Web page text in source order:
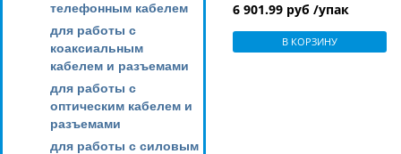
телефонным кабелем
для работы с
коаксиальным
кабелем и разъемами
для работы с
оптическим кабелем и
разъемами
для работы с силовым
6 901.99 руб /упак
В КОРЗИНУ